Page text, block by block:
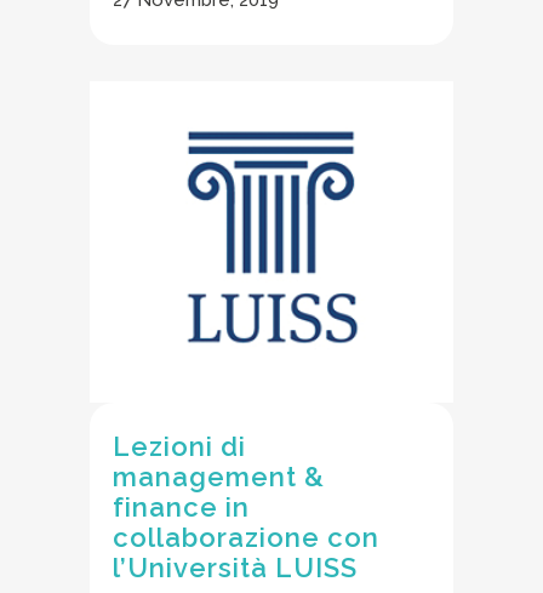
Lezioni di
management &
finance in
collaborazione con
l’Università LUISS